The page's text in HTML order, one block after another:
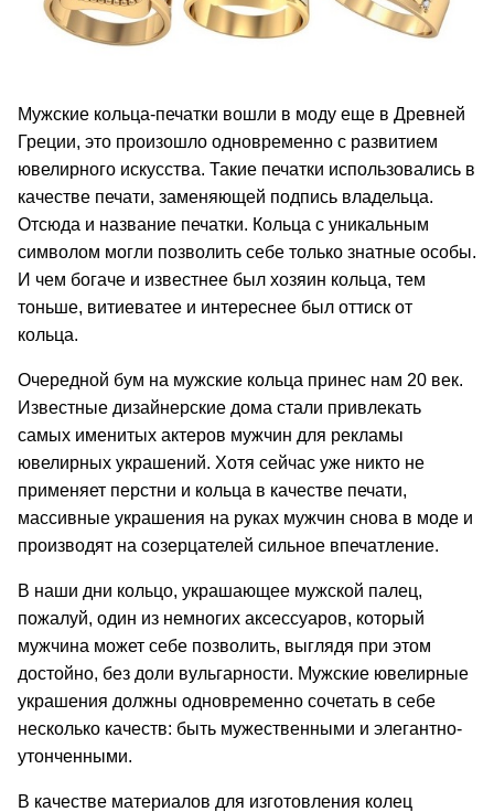
Мужские кольца-печатки вошли в моду еще в Древней
Греции, это произошло одновременно с развитием
ювелирного искусства. Такие печатки использовались в
качестве печати, заменяющей подпись владельца.
Отсюда и название печатки. Кольца с уникальным
символом могли позволить себе только знатные особы.
И чем богаче и известнее был хозяин кольца, тем
тоньше, витиеватее и интереснее был оттиск от
кольца.
Очередной бум на мужские кольца принес нам 20 век.
Известные дизайнерские дома стали привлекать
самых именитых актеров мужчин для рекламы
ювелирных украшений. Хотя сейчас уже никто не
применяет перстни и кольца в качестве печати,
массивные украшения на руках мужчин снова в моде и
производят на созерцателей сильное впечатление.
В наши дни кольцо, украшающее мужской палец,
пожалуй, один из немногих аксессуаров, который
мужчина может себе позволить, выглядя при этом
достойно, без доли вульгарности. Мужские ювелирные
украшения должны одновременно сочетать в себе
несколько качеств: быть мужественными и элегантно-
утонченными.
В качестве материалов для изготовления колец